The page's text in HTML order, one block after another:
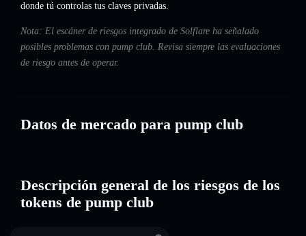
donde tú controlas tus claves privadas.
Nota: El escáner de riesgos integrado de Solflare ha señalado
posibles problemas con pump club. Revisa siempre las evaluaciones
de riesgo antes de operar.
Datos de mercado para pump club
Descripción general de los riesgos de los
tokens de pump club